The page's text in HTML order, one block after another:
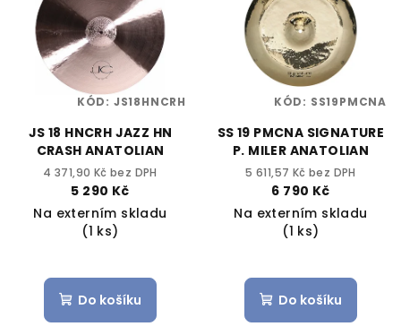
JS 18 HNCRH JAZZ HN
CRASH ANATOLIAN
4 371,90 Kč bez DPH
5 290 Kč
Na externím skladu
(1 ks)
Do košíku
KÓD: JS18HNCRH
SS 19 PMCNA SIGNATURE
P. MILER ANATOLIAN
5 611,57 Kč bez DPH
6 790 Kč
Na externím skladu
(1 ks)
Do košíku
KÓD: SS19PMCNA